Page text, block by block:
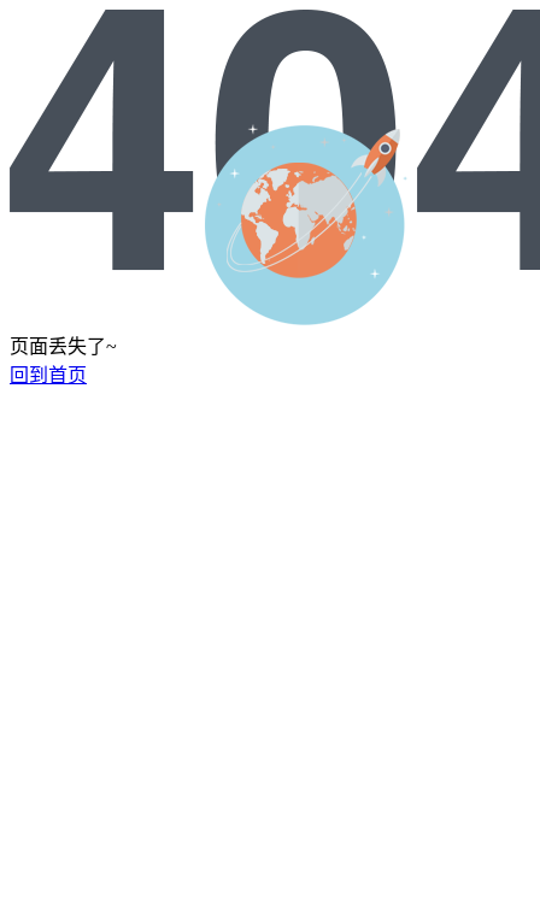
页面丢失了~
回到首页